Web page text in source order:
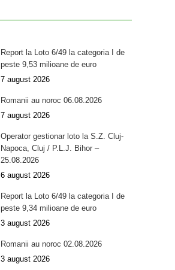
Report la Loto 6/49 la categoria I de
peste 9,53 milioane de euro
7 august 2026
Romanii au noroc 06.08.2026
7 august 2026
Operator gestionar loto la S.Z. Cluj-
Napoca, Cluj / P.L.J. Bihor –
25.08.2026
6 august 2026
Report la Loto 6/49 la categoria I de
peste 9,34 milioane de euro
3 august 2026
Romanii au noroc 02.08.2026
3 august 2026